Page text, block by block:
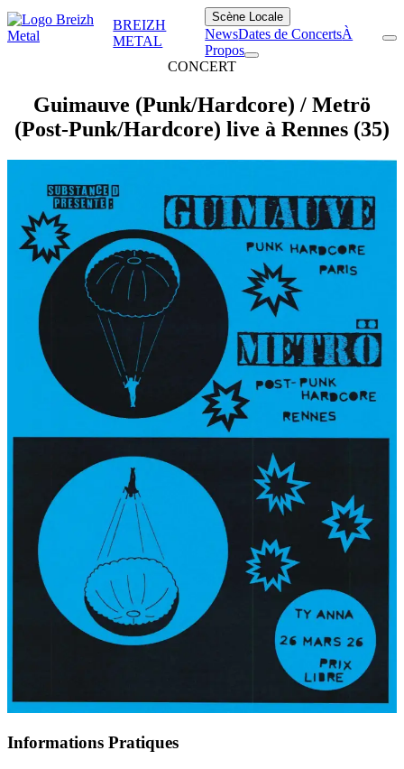
BREIZH
METAL
Scène Locale
NewsDates de ConcertsÀ
Propos
CONCERT
Guimauve (Punk/Hardcore) / Metrö
(Post-Punk/Hardcore) live à Rennes (35)
Informations Pratiques